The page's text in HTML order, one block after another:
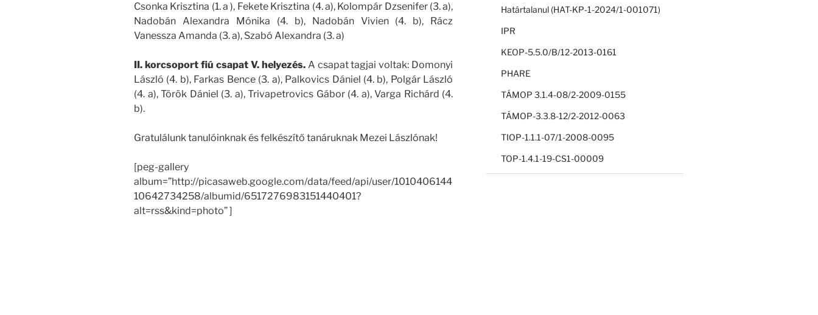
Csonka Krisztina (1. a ), Fekete Krisztina (4. a), Kolompár Dzsenifer (3. a),
Nadobán Alexandra Mónika (4. b), Nadobán Vivien (4. b), Rácz
Vanessza Amanda (3. a), Szabó Alexandra (3. a)
II. korcsoport fiú csapat V. helyezés.A csapat tagjai voltak: Domonyi
László (4. b), Farkas Bence (3. a), Palkovics Dániel (4. b), Polgár László
(4. a), Török Dániel (3. a), Trivapetrovics Gábor (4. a), Varga Richárd (4.
b).
Gratulálunk tanulóinknak és felkészítő tanáruknak Mezei Lászlónak!
[peg-gallery
album=”http://picasaweb.google.com/data/feed/api/user/1010406144
10642734258/albumid/6517276983151440401?
alt=rss&kind=photo” ]
Határtalanul (HAT-KP-1-2024/1-001071)
IPR
KEOP-5.5.0/B/12-2013-0161
PHARE
TÁMOP 3.1.4-08/2-2009-0155
TÁMOP-3.3.8-12/2-2012-0063
TIOP-1.1.1-07/1-2008-0095
TOP-1.4.1-19-CS1-00009